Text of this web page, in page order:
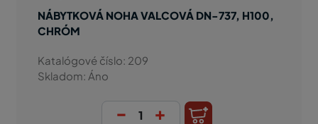
NÁBYTKOVÁ NOHA VALCOVÁ DN-737, H100,
CHRÓM
Katalógové číslo: 209
Skladom: Áno
- +